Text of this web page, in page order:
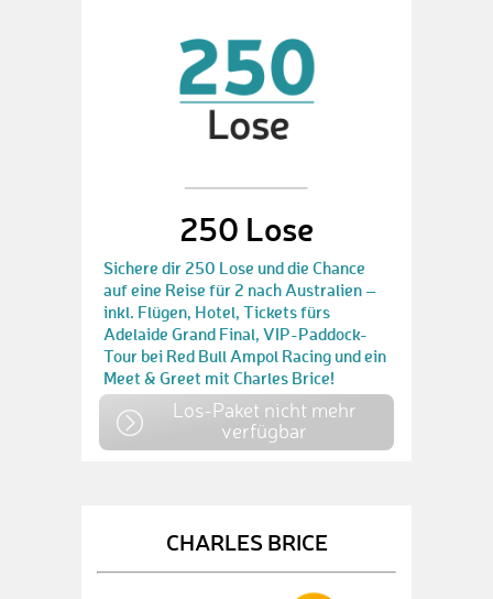
250 Lose
Sichere dir 250 Lose und die Chance
auf eine Reise für 2 nach Australien –
inkl. Flügen, Hotel, Tickets fürs
Adelaide Grand Final, VIP-Paddock-
Tour bei Red Bull Ampol Racing und ein
Meet & Greet mit Charles Brice!
Los-Paket nicht mehr
verfügbar
CHARLES BRICE